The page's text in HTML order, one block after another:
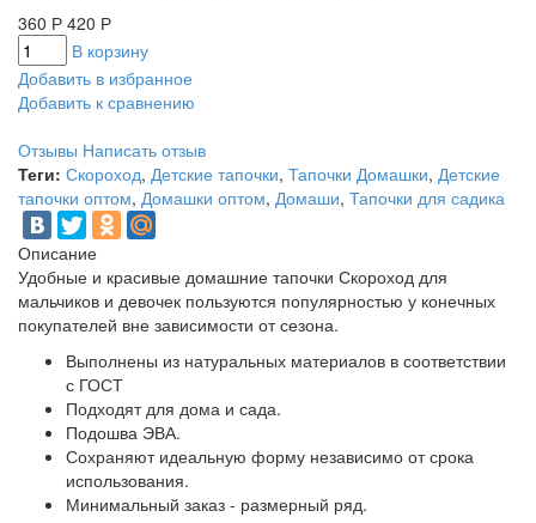
360 Р 420 Р
В корзину
Добавить в избранное
Добавить к сравнению
Отзывы Написать отзыв
Теги: Скороход, Детские тапочки, Тапочки Домашки, Детские
тапочки оптом, Домашки оптом, Домаши, Тапочки для садика
Описание
Удобные и красивые домашние тапочки Скороход для
мальчиков и девочек пользуются популярностью у конечных
покупателей вне зависимости от сезона.
Выполнены из натуральных материалов в соответствии
с ГОСТ
Подходят для дома и сада.
Подошва ЭВА.
Сохраняют идеальную форму независимо от срока
использования.
Минимальный заказ - размерный ряд.